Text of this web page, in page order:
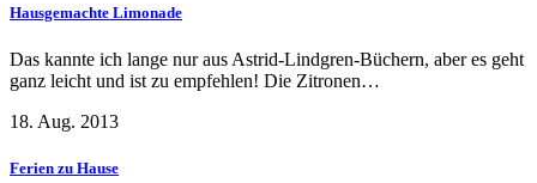
Hausgemachte Limonade
Das kannte ich lange nur aus Astrid-Lindgren-Büchern, aber es geht
ganz leicht und ist zu empfehlen! Die Zitronen…
18. Aug. 2013
Ferien zu Hause